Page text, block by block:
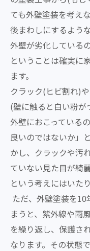
ても外壁塗装を考え
後まわしにするよう
外壁が劣化している
ということは確実に
ます。
クラック(ヒビ割れ)
(壁に触ると白い粉
外壁におこっている
良いのではないか」
かし、クラックや汚
ていない見た目が綺
という考えにはいた
ただ、外壁塗装を
まうと、紫外線や雨
を繰り返し、保護さ
なります。その状態